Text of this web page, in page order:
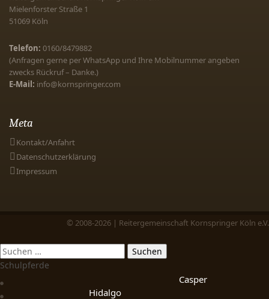
Mielenforster Straße 1
51069 Köln
Telefon: 0160/8479882
(Anfragen gerne per WhatsApp und Ihre Mobilnummer angeben
zwecks Rückruf – Danke.)
E-Mail: info@kornspringer.com
Meta
Kontakt/Anfahrt
Datenschutzerklärung
Impressum
© 2008-2026 | Reitergemeinschaft Kornspringer Köln e.V.
Schulpferde
Casper
Hidalgo